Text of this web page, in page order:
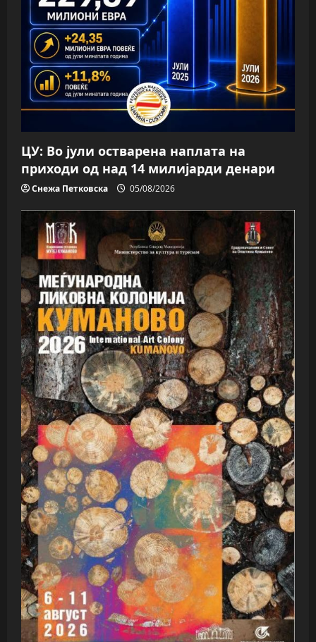
ЦУ: Во јули остварена наплата на
приходи од над 14 милијарди денари
Снежа Петковска 05/08/2026